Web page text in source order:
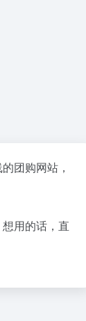
团购网站，
用的话，直